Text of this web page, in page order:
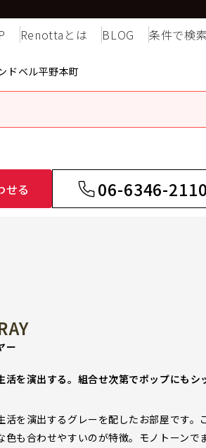
Renottaとは BLOG 条件で検索
ドベル平野本町
せる 06-6346-2110
ー
活を演出する。組合せ次第でポップにもシ
活を演出するグレーを配したお部屋です。
色も合わせやすいのが特徴。モノトーンで